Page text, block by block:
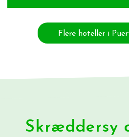
Flere hoteller i
Skræddersy